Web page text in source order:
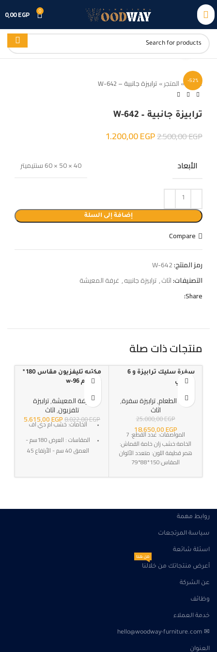
0
0,00EGP
-52%
Click to enlarge
Home
» المتجر» ترابيزة جانبية – W-642
ترابيزة جانبية – W-642
2.500,00EGP
1.200,00EGP
الأبعاد 40 × 50 × 60 سنتيميتر
إضافة إلى السلة
Compare
رمز المنتج:W-642
التصنيفات:اثاث,ترابيزة جانبيه, غرفة المعيشة
Share:
منتجات ذات صلة
-25%
سفرة سليك ترابيزة و 6
كراسي
غرف الطعام,ترابيزة سفرة,
اثاث
25.000,00EGP
18.650,00EGP
المواصفات: عدد القطع: 7
الخامة:خشب زان خامة القماش:
همر قطيفة اللون: متعدد الألوان
المقاس:150*88*79
-30%
مكتبه تليفزيون مقاس 180 *
40 سم w-96
غرفة المعيشة,ترابيزة
تلفزيون,اثاث
8.022,00EGP
5.615,00EGP
الخامات: خشب ام دي اف
المقاسات : العرض 180سم -
العمق 40 سم - الأرتفاع 45
التوصيل: خلال 10-15 أيام عمل
الضمان : 3 سنوات ضد عيوب
روابط مهمة
سياسة المرتجعات
اسئلة شائعة
أعرض منتجاتك من خلالنا
من هنا
عن الشركة
وظائف
خدمة العملاء
✉ hello@woodway-furniture.com
العنوان